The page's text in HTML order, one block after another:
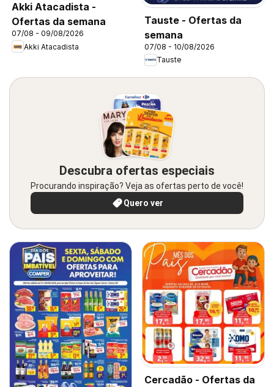
Akki Atacadista -
Ofertas da semana
07/08 - 09/08/2026
Akki Atacadista
Tauste - Ofertas da
semana
07/08 - 10/08/2026
Tauste
Descubra ofertas especiais
Procurando inspiração? Veja as ofertas perto de você!
Quero ver
Cercadão - Ofertas da